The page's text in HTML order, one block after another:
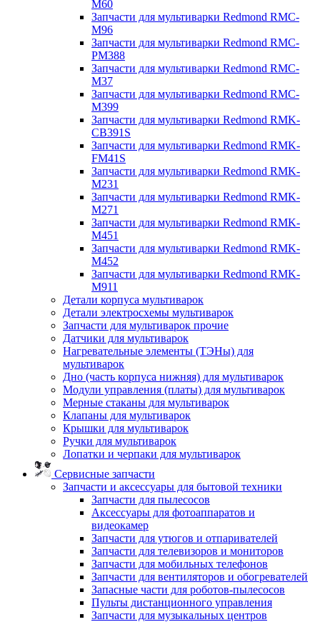
M60
Запчасти для мультиварки Redmond RMC-
M96
Запчасти для мультиварки Redmond RMC-
PM388
Запчасти для мультиварки Redmond RMC-
M37
Запчасти для мультиварки Redmond RMC-
M399
Запчасти для мультиварки Redmond RMK-
CB391S
Запчасти для мультиварки Redmond RMK-
FM41S
Запчасти для мультиварки Redmond RMK-
M231
Запчасти для мультиварки Redmond RMK-
M271
Запчасти для мультиварки Redmond RMK-
M451
Запчасти для мультиварки Redmond RMK-
M452
Запчасти для мультиварки Redmond RMK-
M911
Детали корпуса мультиварок
Детали электросхемы мультиварок
Запчасти для мультиварок прочие
Датчики для мультиварок
Нагревательные элементы (ТЭНы) для
мультиварок
Дно (часть корпуса нижняя) для мультиварок
Модули управления (платы) для мультиварок
Мерные стаканы для мультиварок
Клапаны для мультиварок
Крышки для мультиварок
Ручки для мультиварок
Лопатки и черпаки для мультиварок
Сервисные запчасти
Запчасти и аксессуары для бытовой техники
Запчасти для пылесосов
Аксессуары для фотоаппаратов и
видеокамер
Запчасти для утюгов и отпаривателей
Запчасти для телевизоров и мониторов
Запчасти для мобильных телефонов
Запчасти для вентиляторов и обогревателей
Запасные части для роботов-пылесосов
Пульты дистанционного управления
Запчасти для музыкальных центров